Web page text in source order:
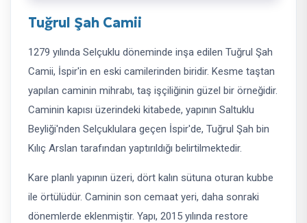
Tuğrul Şah Camii
1279 yılında Selçuklu döneminde inşa edilen Tuğrul Şah
Camii, İspir'in en eski camilerinden biridir. Kesme taştan
yapılan caminin mihrabı, taş işçiliğinin güzel bir örneğidir.
Caminin kapısı üzerindeki kitabede, yapının Saltuklu
Beyliği'nden Selçuklulara geçen İspir'de, Tuğrul Şah bin
Kılıç Arslan tarafından yaptırıldığı belirtilmektedir.
Kare planlı yapının üzeri, dört kalın sütuna oturan kubbe
ile örtülüdür. Caminin son cemaat yeri, daha sonraki
dönemlerde eklenmiştir. Yapı, 2015 yılında restore